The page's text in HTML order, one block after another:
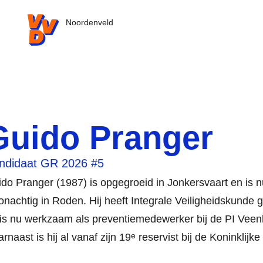
VVD.nl - Ga naar de homepage
Noordenveld
Pranger
GR 2026 #5
Pranger (1987) is opgegroeid in Jonkersvaart en is
in Roden. Hij heeft Integrale Veiligheidskunde
nu werkzaam als preventiemedewerker bij de PI
is hij al vanaf zijn 19e reservist bij de